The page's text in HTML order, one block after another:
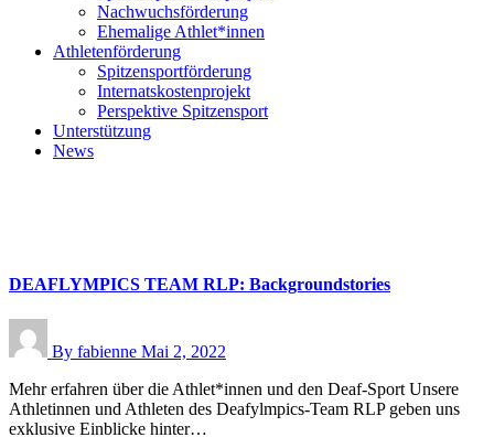
Nachwuchsförderung
Ehemalige Athlet*innen
Athletenförderung
Spitzensportförderung
Internatskostenprojekt
Perspektive Spitzensport
Unterstützung
News
DEAFLYMPICS TEAM RLP: Backgroundstories
By fabienne Mai 2, 2022
Mehr erfahren über die Athlet*innen und den Deaf-Sport Unsere
Athletinnen und Athleten des Deafylmpics-Team RLP geben uns
exklusive Einblicke hinter…